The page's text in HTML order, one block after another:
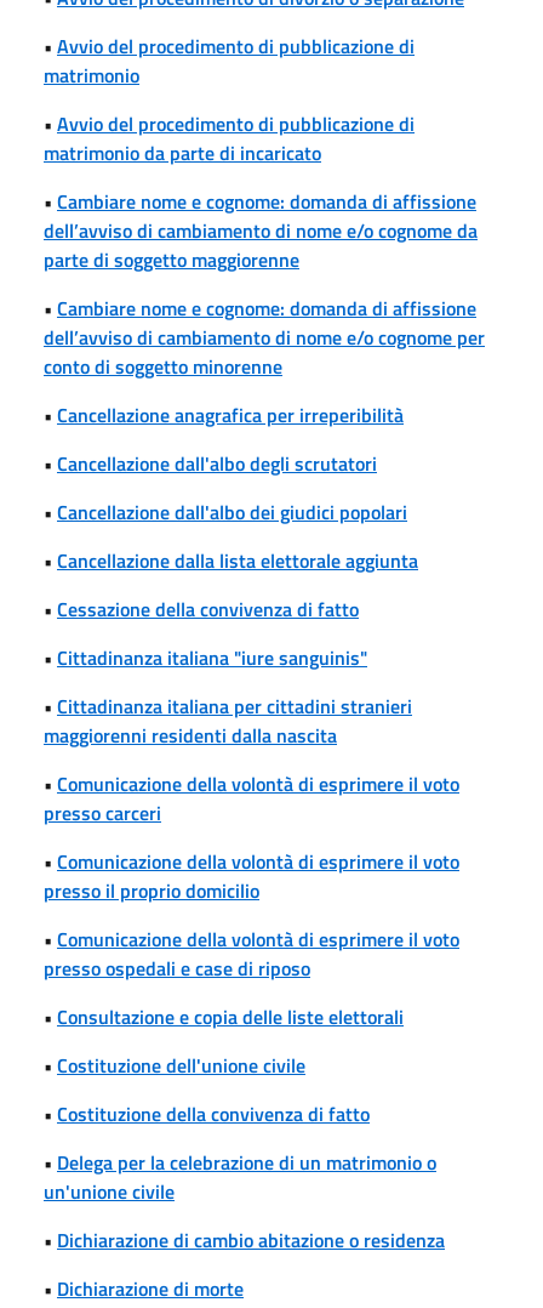
• Avvio del procedimento di pubblicazione di
matrimonio
• Avvio del procedimento di pubblicazione di
matrimonio da parte di incaricato
• Cambiare nome e cognome: domanda di affissione
dell’avviso di cambiamento di nome e/o cognome da
parte di soggetto maggiorenne
• Cambiare nome e cognome: domanda di affissione
dell’avviso di cambiamento di nome e/o cognome per
conto di soggetto minorenne
• Cancellazione anagrafica per irreperibilità
• Cancellazione dall'albo degli scrutatori
• Cancellazione dall'albo dei giudici popolari
• Cancellazione dalla lista elettorale aggiunta
• Cessazione della convivenza di fatto
• Cittadinanza italiana "iure sanguinis"
• Cittadinanza italiana per cittadini stranieri
maggiorenni residenti dalla nascita
• Comunicazione della volontà di esprimere il voto
presso carceri
• Comunicazione della volontà di esprimere il voto
presso il proprio domicilio
• Comunicazione della volontà di esprimere il voto
presso ospedali e case di riposo
• Consultazione e copia delle liste elettorali
• Costituzione dell'unione civile
• Costituzione della convivenza di fatto
• Delega per la celebrazione di un matrimonio o
un'unione civile
• Dichiarazione di cambio abitazione o residenza
• Dichiarazione di morte